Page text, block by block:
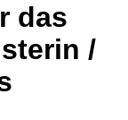
das
/